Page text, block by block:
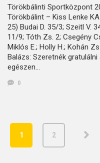
Törökbálinti Sportközpont
Törökbálint – Kiss Lenke
25) Budai D. 35/3; Szeitl V.
11/9; Tóth Zs. 2; Csegény
Miklós E.; Holly H.; Kohán
Balázs: Szeretnék
egészen…
0
1 2